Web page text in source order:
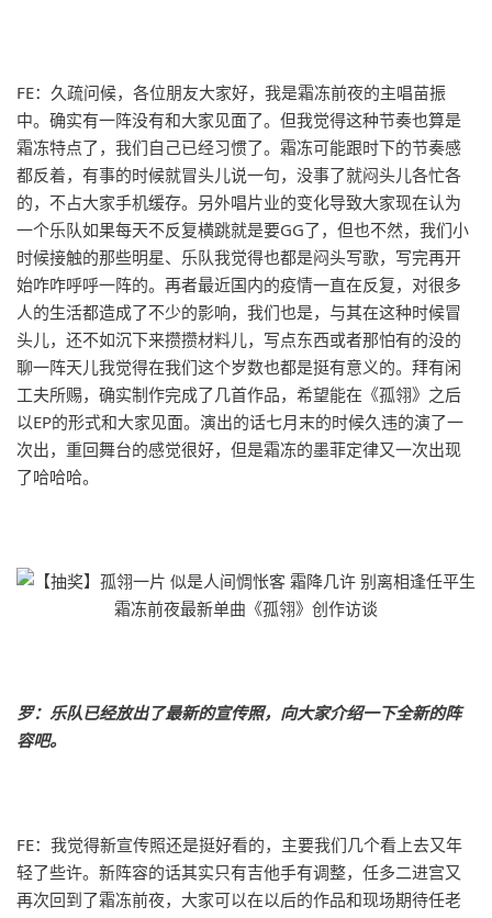
FE：久疏问候，各位朋友大家好，我是霜冻前夜的主唱苗振
中。确实有一阵没有和大家见面了。但我觉得这种节奏也算是
霜冻特点了，我们自己已经习惯了。霜冻可能跟时下的节奏感
都反着，有事的时候就冒头儿说一句，没事了就闷头儿各忙各
的，不占大家手机缓存。另外唱片业的变化导致大家现在认为
一个乐队如果每天不反复横跳就是要GG了，但也不然，我们小
时候接触的那些明星、乐队我觉得也都是闷头写歌，写完再开
始咋咋呼呼一阵的。再者最近国内的疫情一直在反复，对很多
人的生活都造成了不少的影响，我们也是，与其在这种时候冒
头儿，还不如沉下来攒攒材料儿，写点东西或者那怕有的没的
聊一阵天儿我觉得在我们这个岁数也都是挺有意义的。拜有闲
工夫所赐，确实制作完成了几首作品，希望能在《孤翎》之后
以EP的形式和大家见面。演出的话七月末的时候久违的演了一
次出，重回舞台的感觉很好，但是霜冻的墨菲定律又一次出现
了哈哈哈。
罗：乐队已经放出了最新的宣传照，向大家介绍一下全新的阵
容吧。
FE：我觉得新宣传照还是挺好看的，主要我们几个看上去又年
轻了些许。新阵容的话其实只有吉他手有调整，任多二进宫又
再次回到了霜冻前夜，大家可以在以后的作品和现场期待任老